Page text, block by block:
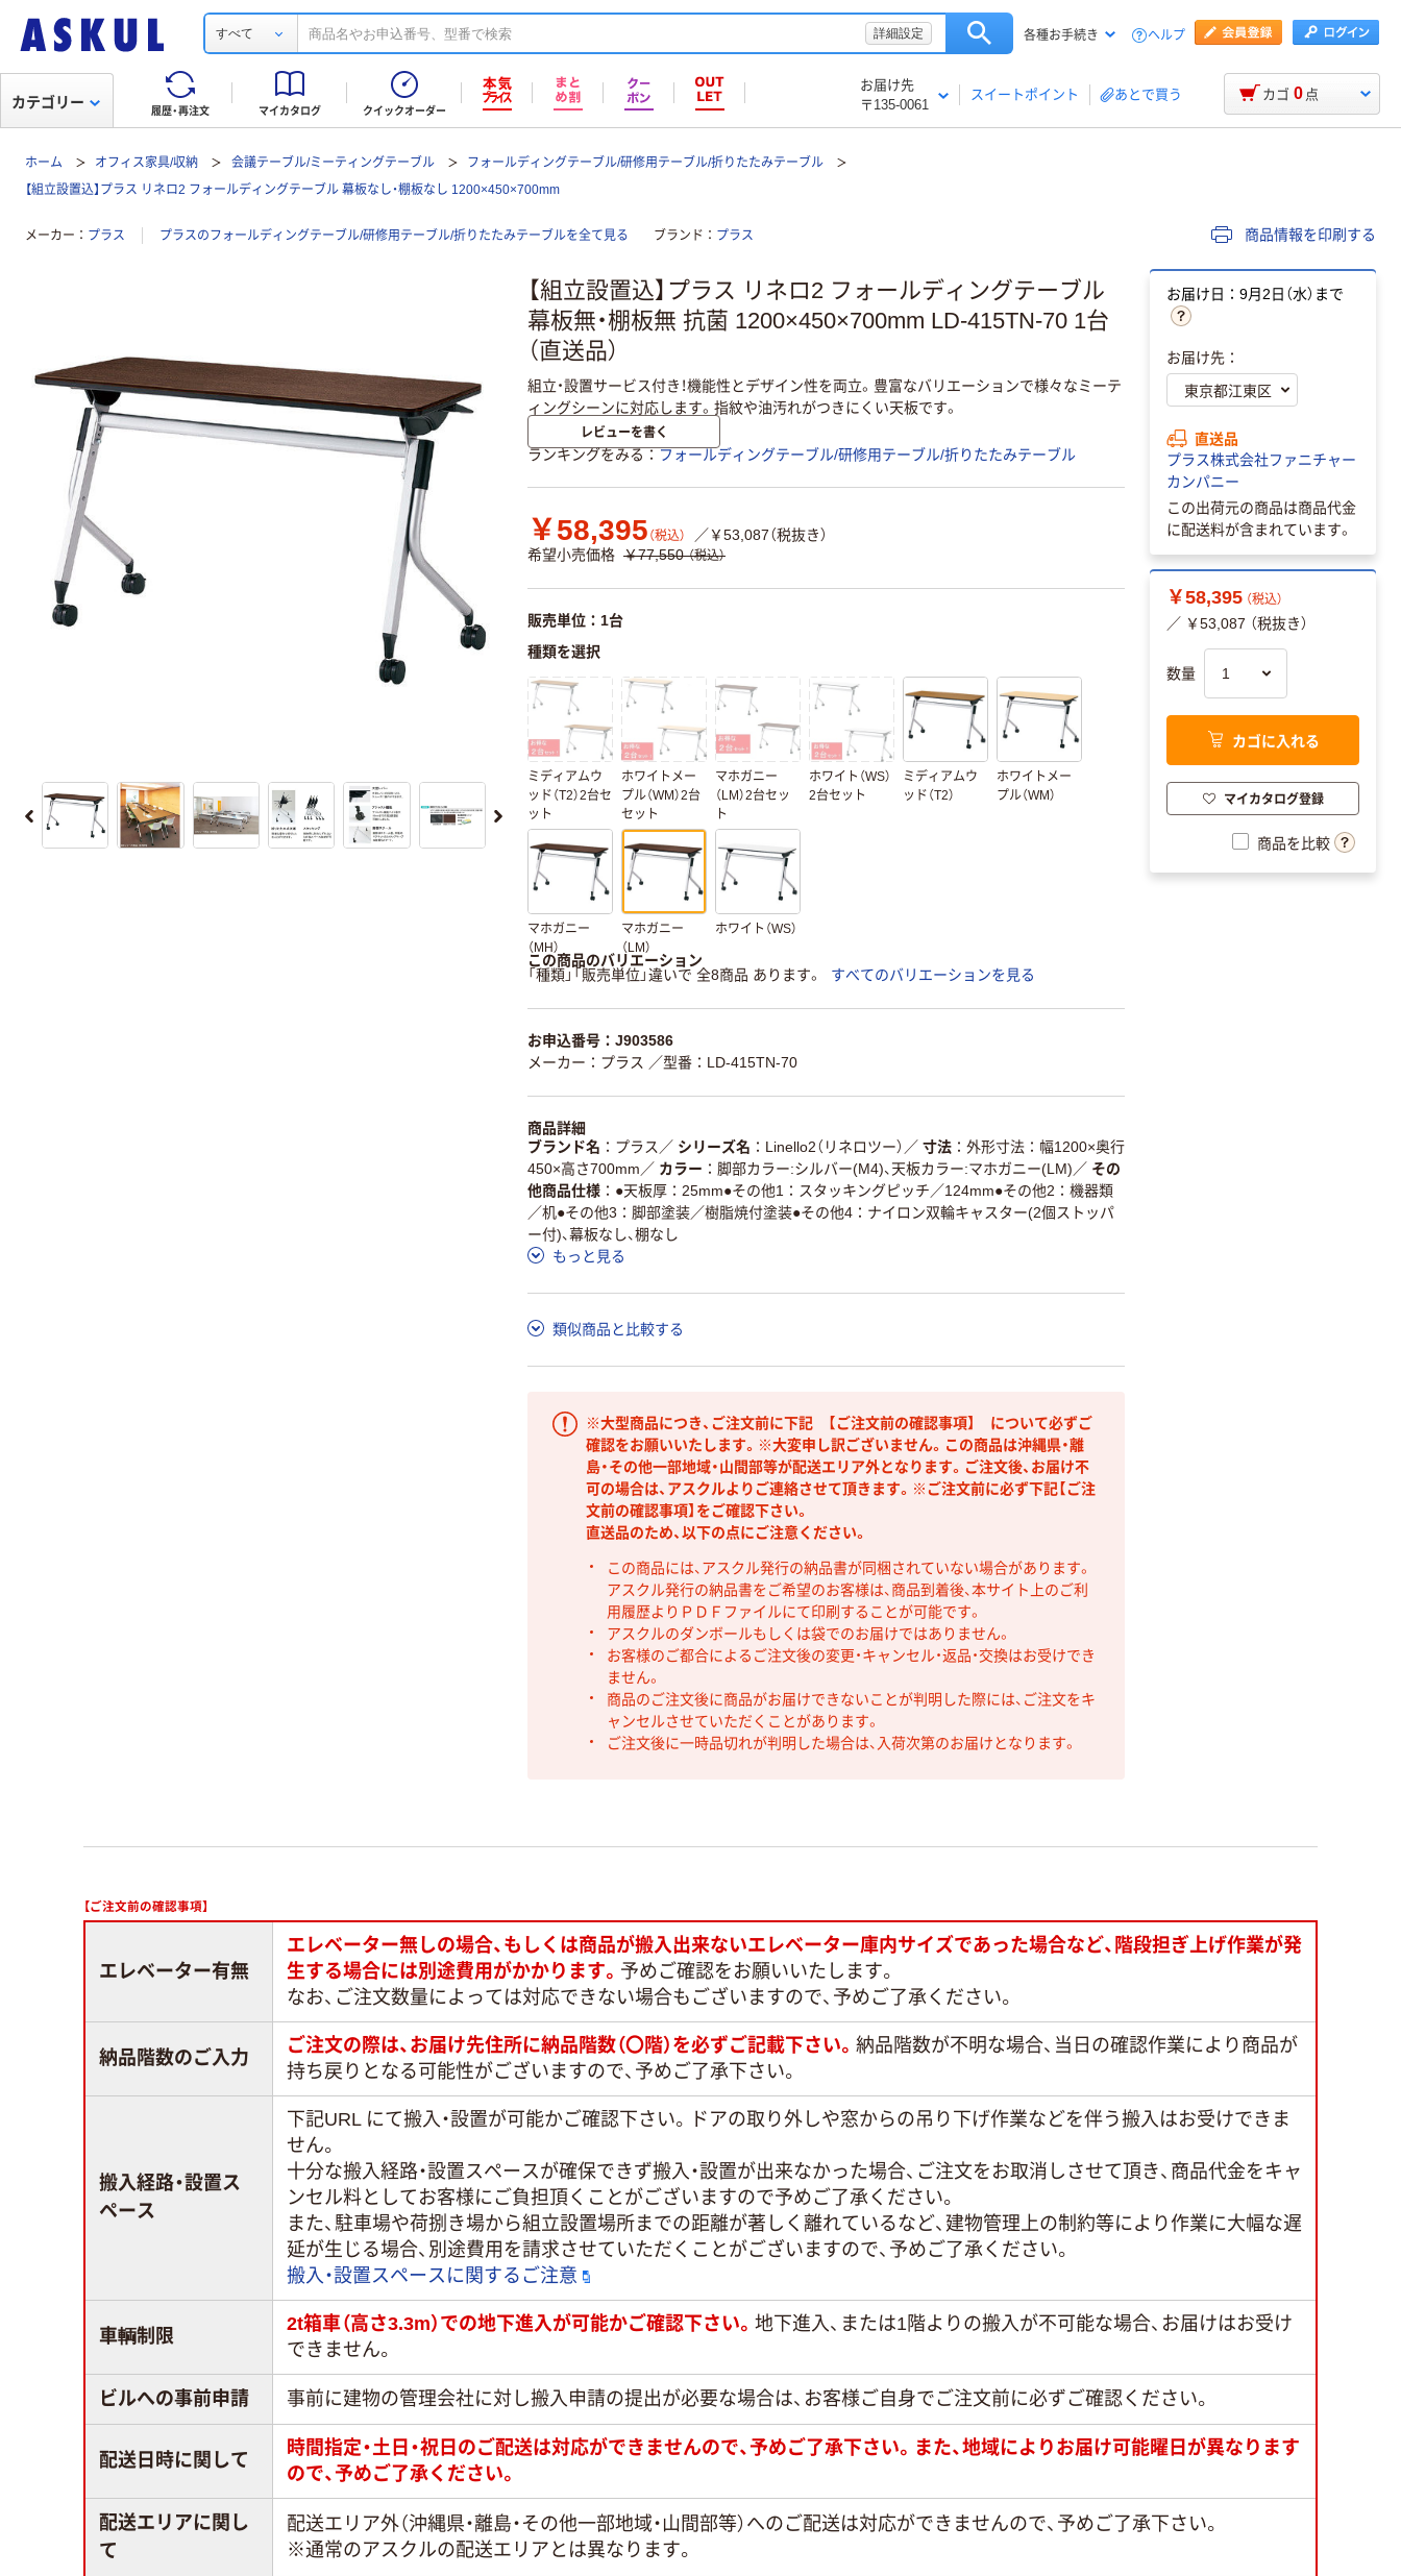
すべて 詳細設定 各種お手続き ヘルプ
履歴・再注文 マイカタログ クイックオーダー
お届け先
〒135-0061
スイートポイント あとで買う
カテゴリー カゴ 0 点
ホーム オフィス家具/収納 会議テーブル/ミーティングテーブル
フォールディングテーブル/研修用テーブル/折りたたみテーブル
【組立設置込】プラス リネロ2 フォールディングテーブル 幕板なし・棚板なし 1200×450×700mm
メーカー プラス プラスのフォールディングテーブル/研修用テーブル/折りたたみテーブルを全て見る ブランド プラス 商品情報を印刷する
【組立設置込】プラス リネロ2 フォールディングテーブル
幕板無・棚板無 抗菌 1200×450×700mm LD-415TN-70 1台
（直送品）
組立・設置サービス付き！機能性とデザイン性を両立。豊富なバリエーションで様々なミーテ
ィングシーンに対応します。指紋や油汚れがつきにくい天板です。
レビューを書く
ランキングをみる フォールディングテーブル/研修用テーブル/折りたたみテーブル
￥58,395 （税込）
／￥53,087（税抜き）
希望小売価格 ￥77,550 （税込）
販売単位：1台
種類を選択
ミディアムウ
ッド（T2）2台セ
ット
ホワイトメー
プル（WM）2台
セット
マホガニー
（LM）2台セッ
ト
ホワイト（WS）
2台セット
ミディアムウ
ッド（T2）
ホワイトメー
プル（WM）
マホガニー
（MH）
マホガニー
（LM）
ホワイト（WS）
この商品のバリエーション
「種類」「販売単位」違いで 全8商品 あります。
すべてのバリエーションを見る
お申込番号：J903586
メーカー：プラス ／型番：LD-415TN-70
商品詳細
ブランド名
プラス ／ シリーズ名 Linello2（リネロツー） ／ 寸法
外形寸法：幅1200×奥行
450×高さ700mm ／ カラー 脚部カラー:シルバー(M4)、天板カラー:マホガニー(LM) ／ その
他商品仕様
●天板厚：25mm●その他1：スタッキングピッチ／124mm●その他2：機器類
／机●その他3：脚部塗装／樹脂焼付塗装●その他4：ナイロン双輪キャスター(2個ストッパ
ー付)、幕板なし、棚なし
もっと見る
類似商品と比較する
※大型商品につき、ご注文前に下記 【ご注文前の確認事項】 について必ずご
確認をお願いいたします。※大変申し訳ございません。この商品は沖縄県・離
島・その他一部地域・山間部等が配送エリア外となります。ご注文後、お届け不
可の場合は、アスクルよりご連絡させて頂きます。※ご注文前に必ず下記【ご注
文前の確認事項】をご確認下さい。
直送品のため、以下の点にご注意ください。
この商品には、アスクル発行の納品書が同梱されていない場合があります。
アスクル発行の納品書をご希望のお客様は、商品到着後、本サイト上のご利
用履歴よりＰＤＦファイルにて印刷することが可能です。
アスクルのダンボールもしくは袋でのお届けではありません。
お客様のご都合によるご注文後の変更・キャンセル・返品・交換はお受けでき
ません。
商品のご注文後に商品がお届けできないことが判明した際には、ご注文をキ
ャンセルさせていただくことがあります。
ご注文後に一時品切れが判明した場合は、入荷次第のお届けとなります。
お届け日：9月2日（水）まで
お届け先：
直送品
プラス株式会社ファニチャー
カンパニー
この出荷元の商品は商品代金
に配送料が含まれています。
￥58,395 （税込）
／ ￥53,087 （税抜き）
数量
カゴに入れる
マイカタログ登録
商品を比較
【ご注文前の確認事項】
エレベーター有無
エレベーター無しの場合、もしくは商品が搬入出来ないエレベーター庫内サイズであった場合など、階段担ぎ上げ作業が発
生する場合には別途費用がかかります。 予めご確認をお願いいたします。
なお、ご注文数量によっては対応できない場合もございますので、予めご了承ください。
納品階数のご入力
ご注文の際は、お届け先住所に納品階数（〇階）を必ずご記載下さい。 納品階数が不明な場合、当日の確認作業により商品が
持ち戻りとなる可能性がございますので、予めご了承下さい。
搬入経路・設置ス
ペース
下記URL にて搬入・設置が可能かご確認下さい。ドアの取り外しや窓からの吊り下げ作業などを伴う搬入はお受けできま
せん。
十分な搬入経路・設置スペースが確保できず搬入・設置が出来なかった場合、ご注文をお取消しさせて頂き、商品代金をキャ
ンセル料としてお客様にご負担頂くことがございますので予めご了承ください。
また、駐車場や荷捌き場から組立設置場所までの距離が著しく離れているなど、建物管理上の制約等により作業に大幅な遅
延が生じる場合、別途費用を請求させていただくことがございますので、予めご了承ください。
搬入・設置スペースに関するご注意
車輌制限
2t箱車（高さ3.3m）での地下進入が可能かご確認下さい。 地下進入、または1階よりの搬入が不可能な場合、お届けはお受け
できません。
ビルへの事前申請 事前に建物の管理会社に対し搬入申請の提出が必要な場合は、お客様ご自身でご注文前に必ずご確認ください。
配送日時に関して
時間指定・土日・祝日のご配送は対応ができませんので、予めご了承下さい。また、地域によりお届け可能曜日が異なります
ので、予めご了承ください。
配送エリアに関し
て
配送エリア外（沖縄県・離島・その他一部地域・山間部等）へのご配送は対応ができませんので、予めご了承下さい。
※通常のアスクルの配送エリアとは異なります。